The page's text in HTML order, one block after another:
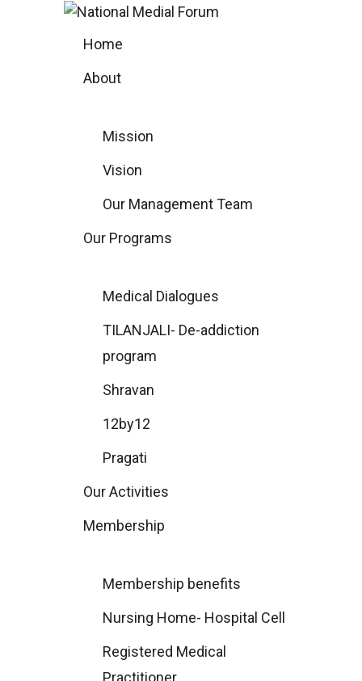
Home
About
Mission
Vision
Our Management Team
Our Programs
Medical Dialogues
TILANJALI- De-addiction
program
Shravan
12by12
Pragati
Our Activities
Membership
Membership benefits
Nursing Home- Hospital Cell
Registered Medical
Practitioner